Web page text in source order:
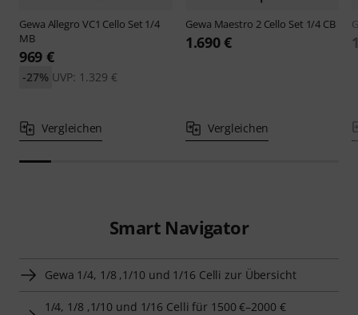
Gewa Allegro VC1 Cello Set 1/4
MB
969 €
UVP: 1.329 €
-27%
Vergleichen
Gewa Maestro 2 Cello Set 1/4 CB
1.690 €
Vergleichen
Smart Navigator
Gewa 1/4, 1/8 ,1/10 und 1/16 Celli zur Übersicht
1/4, 1/8 ,1/10 und 1/16 Celli für 1500 €–2000 €